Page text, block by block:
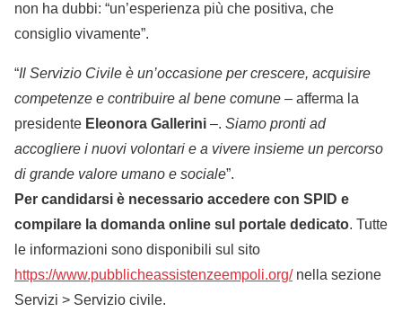
non ha dubbi: “un’esperienza più che positiva, che
consiglio vivamente”.
“Il Servizio Civile è un’occasione per crescere, acquisire
competenze e contribuire al bene comune – afferma la
presidente Eleonora Gallerini –. Siamo pronti ad
accogliere i nuovi volontari e a vivere insieme un percorso
di grande valore umano e sociale”.
Per candidarsi è necessario accedere con SPID e
compilare la domanda online sul portale dedicato. Tutte
le informazioni sono disponibili sul sito
https://www.pubblicheassistenzeempoli.org/nella sezione
Servizi > Servizio civile.